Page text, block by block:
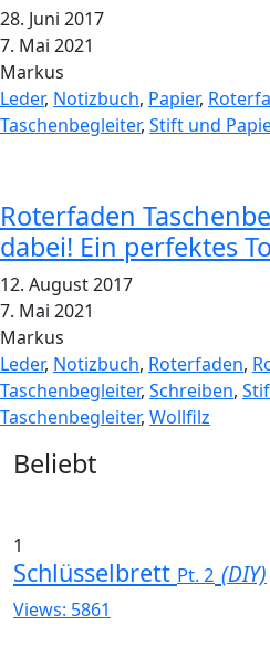
28. Juni 2017
7. Mai 2021
Markus
Leder, Notizbuch, Papier,
Taschenbegleiter, Stift und
Roterfaden
dabei! Ein perfektes
12. August 2017
7. Mai 2021
Markus
Leder, Notizbuch, Roterfaden,
Taschenbegleiter, Schreiben,
Taschenbegleiter, Wollfilz
Widgets
Beliebt
1
Schlüsselbrett Pt. 2 (DIY)
Views: 5861